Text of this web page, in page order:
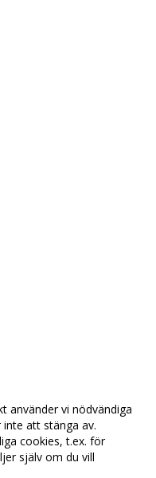
använder vi nödvändiga
att stänga av.
cookies, t.ex. för
själv om du vill